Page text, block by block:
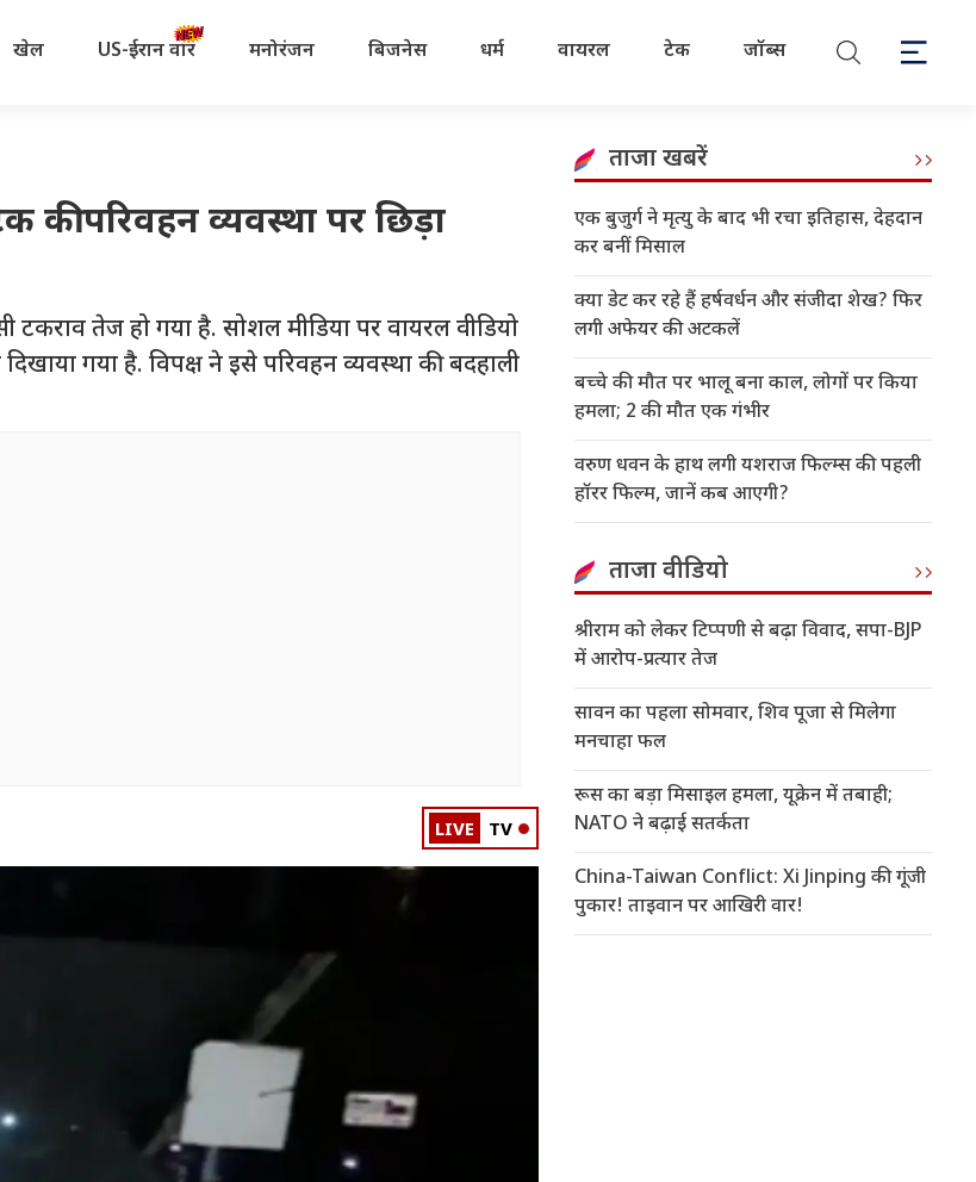
खेल US-ईरान वॉर मनोरंजन बिजनेस धर्म वायरल टेक जॉब्स
की परिवहन व्यवस्था पर छिड़ा
तेज हो गया है. सोशल मीडिया पर वायरल वीडियो
गया है. विपक्ष ने इसे परिवहन व्यवस्था की बदहाली
LIVE TV
ताजा खबरें
एक बुजुर्ग ने मृत्यु के बाद भी रचा इतिहास, देहदान
कर बनीं मिसाल
क्या डेट कर रहे हैं हर्षवर्धन और संजीदा शेख? फिर
लगी अफेयर की अटकलें
बच्चे की मौत पर भालू बना काल, लोगों पर किया
हमला; 2 की मौत एक गंभीर
वरुण धवन के हाथ लगी यशराज फिल्म्स की पहली
हॉरर फिल्म, जानें कब आएगी?
ताजा वीडियो
श्रीराम को लेकर टिप्पणी से बढ़ा विवाद, सपा-BJP
में आरोप-प्रत्यार तेज
सावन का पहला सोमवार, शिव पूजा से मिलेगा
मनचाहा फल
रूस का बड़ा मिसाइल हमला, यूक्रेन में तबाही;
NATO ने बढ़ाई सतर्कता
China-Taiwan Conflict: Xi Jinping की गूंजी
पुकार! ताइवान पर आखिरी वार!